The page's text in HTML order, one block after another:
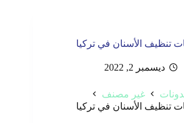
تنظيف الأسنان في تركيا
ديسمبر 2, 2022
غير مصنف
تنظيف الأسنان في تركيا